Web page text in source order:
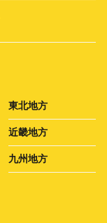
東北地方
近畿地方
九州地方